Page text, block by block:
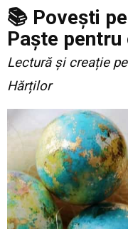
📚 Povești
Paște pentru
Lectură și creație
Hărților